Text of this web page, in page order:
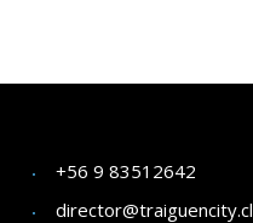
+56 9 83512642
director@traiguencity.cl